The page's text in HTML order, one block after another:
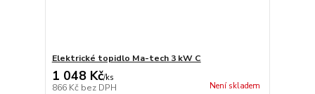
Elektrické topidlo Ma-tech 3 kW C
1 048 Kč/ks
866 Kč bez DPH Není skladem